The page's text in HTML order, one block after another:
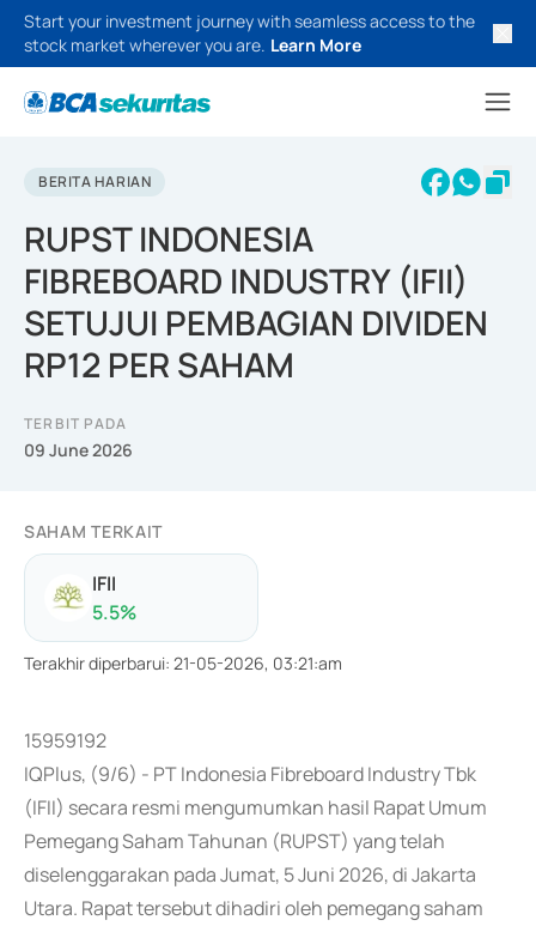
Start your investment journey with seamless access to the
stock market wherever you are. Learn More
BERITA HARIAN
RUPST INDONESIA
FIBREBOARD INDUSTRY (IFII)
SETUJUI PEMBAGIAN DIVIDEN
RP12 PER SAHAM
TERBIT PADA
09 June 2026
SAHAM TERKAIT
IFII
5.5%
Terakhir diperbarui: 21-05-2026, 03:21:am
15959192
IQPlus, (9/6) - PT Indonesia Fibreboard Industry Tbk
(IFII) secara resmi mengumumkan hasil Rapat Umum
Pemegang Saham Tahunan (RUPST) yang telah
diselenggarakan pada Jumat, 5 Juni 2026, di Jakarta
Utara. Rapat tersebut dihadiri oleh pemegang saham